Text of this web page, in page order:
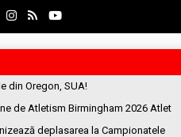
din Oregon, SUA!
de Atletism Birmingham 2026 Atlet
deplasarea la Campionatele